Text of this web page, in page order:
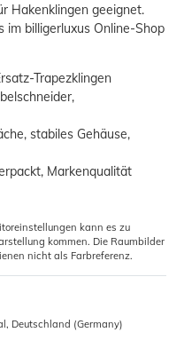
Hakenklingen geeignet.
im billigerluxus Online-Shop
Trapezklingen
stabiles Gehäuse,
Markenqualität
kann es zu
kommen. Die Raumbilder
nicht als Farbreferenz.
Deutschland (Germany)